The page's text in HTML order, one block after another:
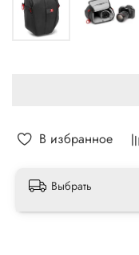
В избранное
Выбрать